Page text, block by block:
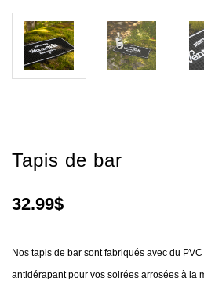
Tapis de bar
32.99$
Nos tapis de bar sont fabriqués avec du
antidérapant pour vos soirées arrosées à la